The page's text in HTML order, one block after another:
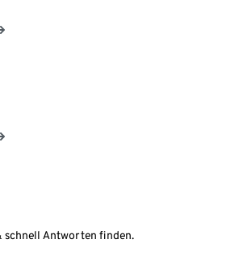
schnell Antworten finden.